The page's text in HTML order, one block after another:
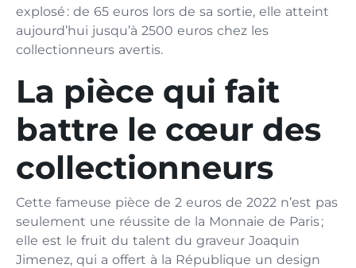
explosé : de 65 euros lors de sa sortie, elle atteint
aujourd’hui jusqu’à 2500 euros chez les
collectionneurs avertis.
La pièce qui fait
battre le cœur des
collectionneurs
Cette fameuse pièce de 2 euros de 2022 n’est pas
seulement une réussite de la Monnaie de Paris ;
elle est le fruit du talent du graveur Joaquin
Jimenez, qui a offert à la République un design